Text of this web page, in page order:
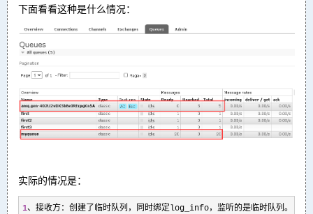
下面看看这种是什么情况：
实际的情况是：
1、接收方：创建了临时队列，同时绑定log_info，监听的是临时队列。